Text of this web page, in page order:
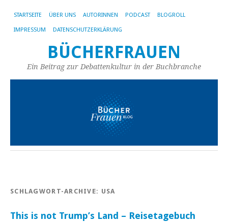
STARTSEITE ÜBER UNS AUTORINNEN PODCAST BLOGROLL
IMPRESSUM DATENSCHUTZERKLÄRUNG
BÜCHERFRAUEN
Ein Beitrag zur Debattenkultur in der Buchbranche
SCHLAGWORT-ARCHIVE: USA
This is not Trump’s Land – Reisetagebuch